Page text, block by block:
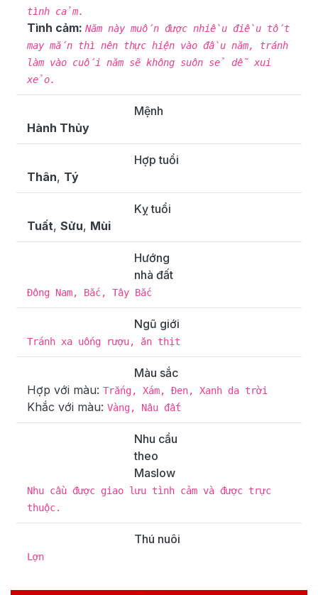
tình cảm.
Tình cảm: Năm này muốn được nhiều điều tốt
may mắn thì nên thực hiện vào đầu năm, tránh
làm vào cuối năm sẽ không suôn sẻ dễ xui
xẻo.
Mệnh
Hành Thủy
Hợp tuổi
Thân, Tý
Kỵ tuổi
Tuất, Sửu, Mùi
Hướng
nhà đất
Đông Nam, Bắc, Tây Bắc
Ngũ giới
Tránh xa uống rượu, ăn thịt
Màu sắc
Hợp với màu: Trắng, Xám, Đen, Xanh da trời
Khắc với màu: Vàng, Nâu đất
Nhu cầu
theo
Maslow
Nhu cầu được giao lưu tình cảm và được trực
thuộc.
Thú nuôi
Lợn